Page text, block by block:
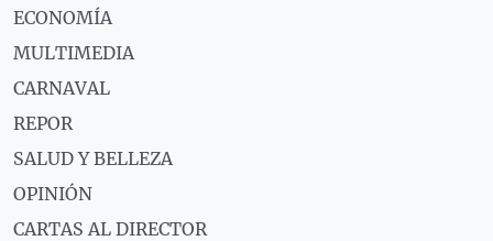
ECONOMÍA
MULTIMEDIA
CARNAVAL
REPOR
SALUD Y BELLEZA
OPINIÓN
CARTAS AL DIRECTOR